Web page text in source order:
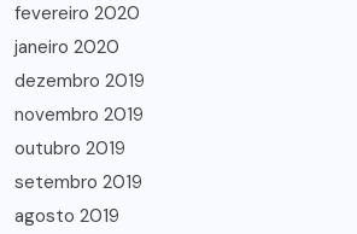
fevereiro 2020
janeiro 2020
dezembro 2019
novembro 2019
outubro 2019
setembro 2019
agosto 2019